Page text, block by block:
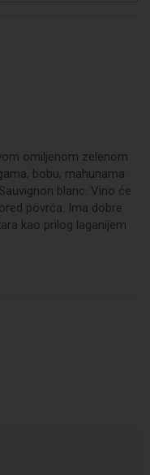
omiljenom zelenom
bobu, mahunama
blanc. Vino će
povrća. Ima dobre
kao prilog laganijem